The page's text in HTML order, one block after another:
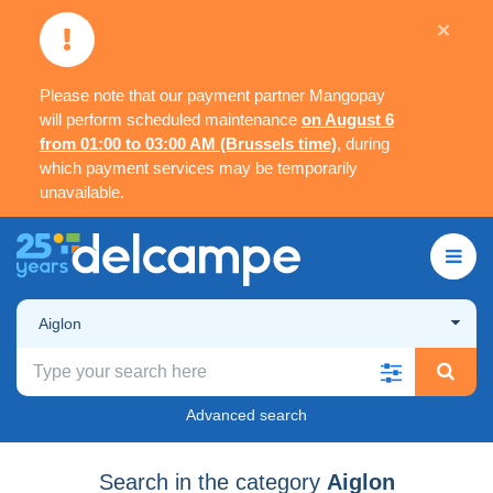
Please note that our payment partner Mangopay
will perform scheduled maintenance on August 6
from 01:00 to 03:00 AM (Brussels time), during
which payment services may be temporarily
unavailable.
×
Aiglon
Advanced search
Search in the category Aiglon